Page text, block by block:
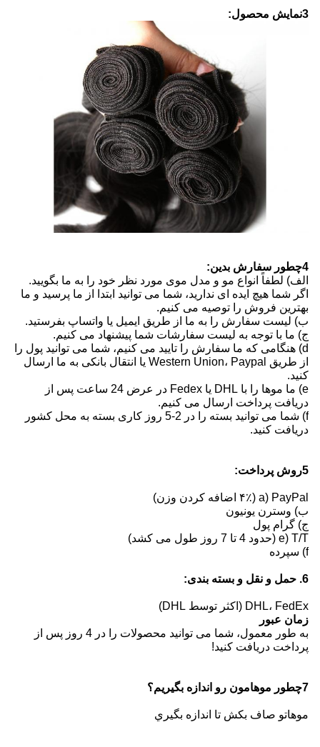
3نمایش محصول:
4چطور سفارش بدين:
الف) لطفاً انواع مو و مدل موی مورد نظر خود را به ما بگویید.
اگر شما هیچ ایده ای ندارید، شما می توانید ابتدا از ما پرسید و ما
بهترین فروش را توصیه می کنیم.
ب) لیست سفارش را به ما از طریق ایمیل یا واتساپ بفرستید.
ج) ما با توجه به لیست سفارشات شما پیشنهاد می کنیم.
d) هنگامی که ما سفارش را تایید می کنیم، شما می توانید پول را
از طریق Western Union، Paypal یا انتقال بانکی به ما ارسال
کنید.
e) ما موها را با DHL یا Fedex در عرض 24 ساعت پس از
دریافت پرداخت ارسال می کنیم.
f) شما می توانید بسته را در 2-5 روز کاری بسته به محل کشور
دریافت کنید.
5روش پرداخت:
a) PayPal (۴٪ اضافه کردن وزن)
ب) وسترن یونیون
ج) گرام پول
e) T/T (حدود 4 تا 7 روز طول می کشد)
f) سپرده
6. حمل و نقل و بسته بندی:
DHL، FedEx (اکثر توسط DHL)
زمان عبور
به طور معمول، شما می توانید محصولات را در 4 روز پس از
پرداخت دریافت کنید!
7چطور موهامون رو اندازه بگيريم؟
موهاتو صاف بکش تا اندازه بگيري